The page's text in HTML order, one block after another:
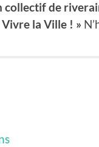
collectif de
Vivre la Ville ! »